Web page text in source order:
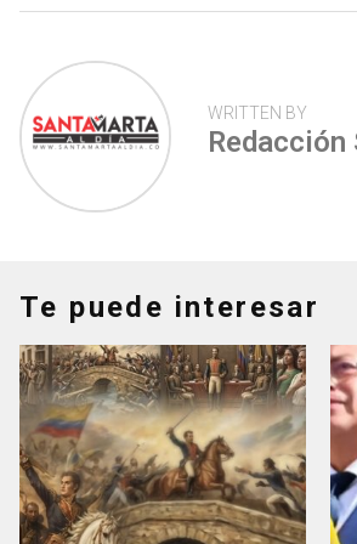
WRITTEN BY
Redacción
Te puede interesar